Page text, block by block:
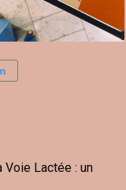
Lactée : un